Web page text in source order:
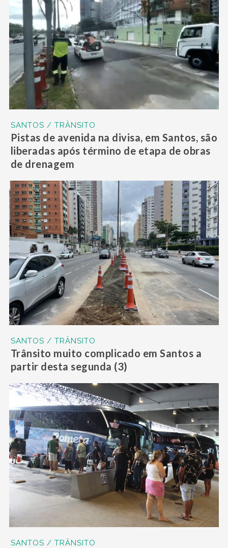
SANTOS / TRÂNSITO
Pistas de avenida na divisa, em Santos, são
liberadas após término de etapa de obras
de drenagem
SANTOS / TRÂNSITO
Trânsito muito complicado em Santos a
partir desta segunda (3)
SANTOS / TRÂNSITO